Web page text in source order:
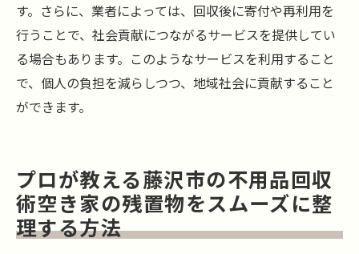
す。さらに、業者によっては、回収後に寄付や再利用を
行うことで、社会貢献につながるサービスを提供してい
る場合もあります。このようなサービスを利用すること
で、個人の負担を減らしつつ、地域社会に貢献すること
ができます。
プロが教える藤沢市の不用品回収
術空き家の残置物をスムーズに整
理する方法